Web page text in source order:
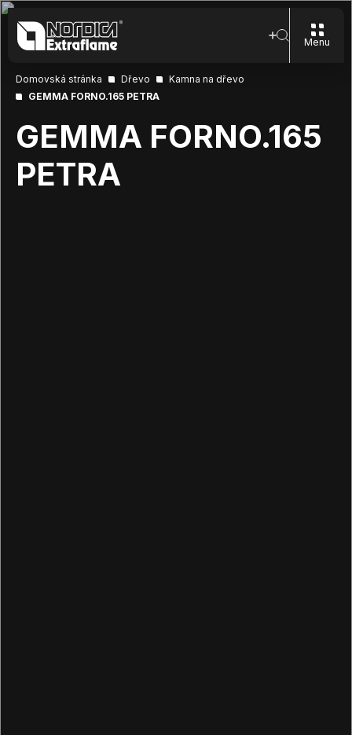
Menu
Domovská stránka Dřevo
Kamna na dřevo
GEMMA FORNO.165 PETRA
GEMMA FORNO.165
PETRA